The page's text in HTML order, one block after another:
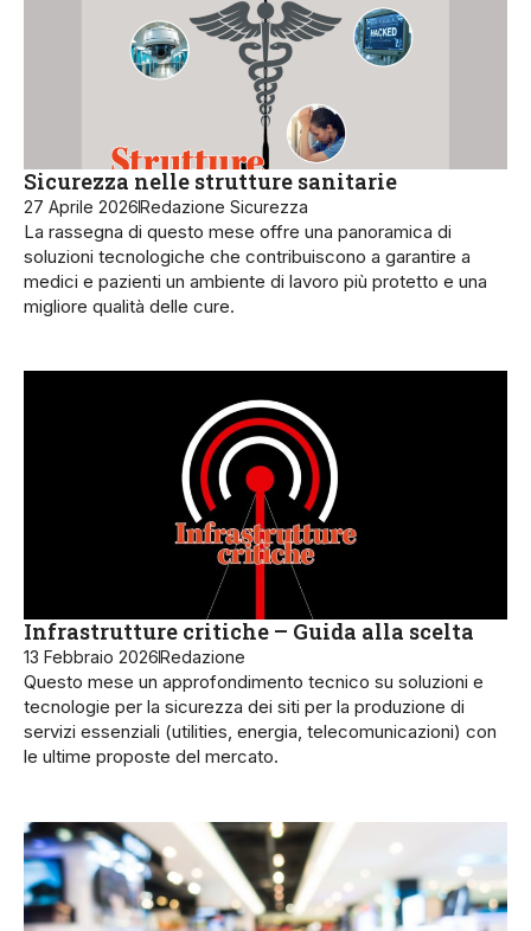
Sicurezza nelle strutture sanitarie
27 Aprile 2026Redazione Sicurezza
La rassegna di questo mese offre una panoramica di
soluzioni tecnologiche che contribuiscono a garantire a
medici e pazienti un ambiente di lavoro più protetto e una
migliore qualità delle cure.
Infrastrutture critiche – Guida alla scelta
13 Febbraio 2026Redazione
Questo mese un approfondimento tecnico su soluzioni e
tecnologie per la sicurezza dei siti per la produzione di
servizi essenziali (utilities, energia, telecomunicazioni) con
le ultime proposte del mercato.